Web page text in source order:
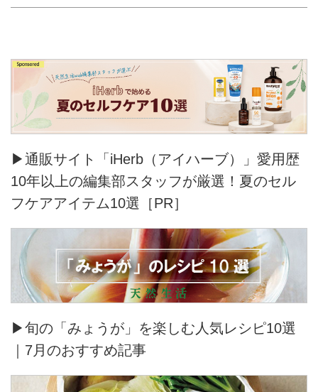
▶通販サイト「iHerb（アイハーブ）」愛用歴
10年以上の編集部スタッフが厳選！夏のセル
フケアアイテム10選［PR］
▶旬の「みょうが」を楽しむ人気レシピ10選
｜7月のおすすめ記事